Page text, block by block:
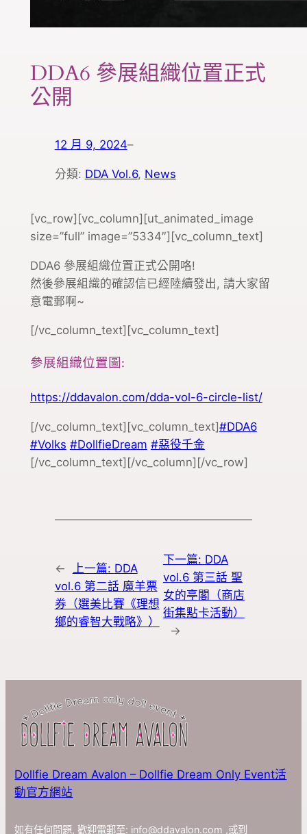
DDA6 參展組織位置正式
公開
12 月 9, 2024–
分類: DDA Vol.6, News
[vc_row][vc_column][ut_animated_image
size=”full” image=”5334″][vc_column_text]
DDA6 參展組織位置正式公開咯!
然後參展組織的確認信已經陸續發出, 請大家留
意電郵啊~
[/vc_column_text][vc_column_text]
參展組織位置圖:
https://ddavalon.com/dda-vol-6-circle-list/
[/vc_column_text][vc_column_text]#DDA6
#Volks #DollfieDream #惡役千金
[/vc_column_text][/vc_column][/vc_row]
← 上一篇: DDA
vol.6 第二話 魔羊票
券（選美比賽《理想
鄉的睿智大戰略》）
下一篇: DDA
vol.6 第三話 聖
女的亭閣（商店
街集點卡活動）
→
Dollfie Dream Avalon – Dollfie Dream Only Event活
動官方網站
如有任何問題, 歡迎電郵至: info@ddavalon.com ,或到